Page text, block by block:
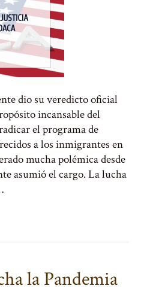
dio su veredicto oficial
incansable del
el programa de
a los inmigrantes en
mucha polémica desde
asumió el cargo. La lucha
la Pandemia